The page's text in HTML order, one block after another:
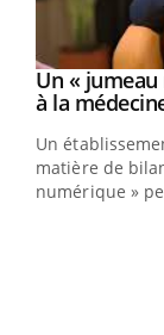
Youtube
Un «
à la
Un
matière de
numérique »